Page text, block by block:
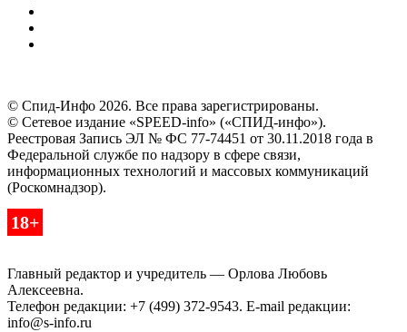
© Спид-Инфо 2026. Все права зарегистрированы.
© Сетевое издание «SPEED-info» («СПИД-инфо»).
Реестровая Запись ЭЛ № ФС 77-74451 от 30.11.2018 года в
Федеральной службе по надзору в сфере связи,
информационных технологий и массовых коммуникаций
(Роскомнадзор).
18+
Главный редактор и учредитель — Орлова Любовь
Алексеевна.
Телефон редакции: +7 (499) 372-9543. E-mail редакции:
info@s-info.ru